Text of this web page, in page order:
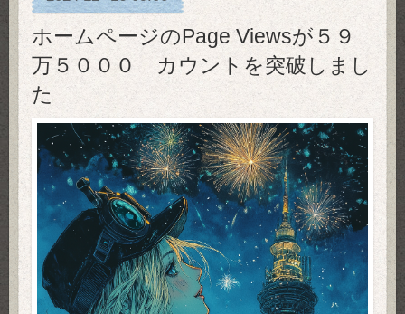
ホームページのPage Viewsが５９
万５０００ カウントを突破しまし
た